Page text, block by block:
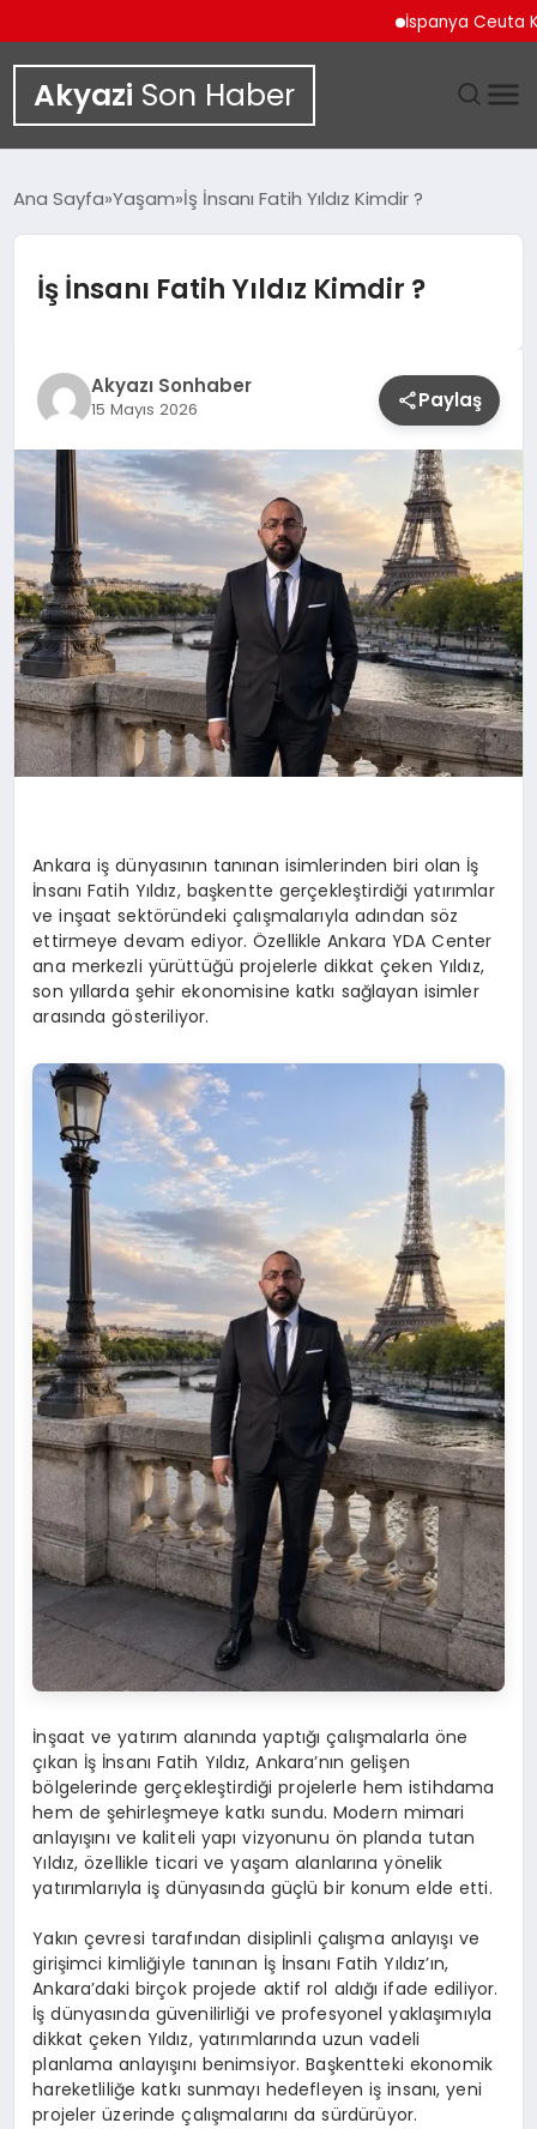
İspanya Ceuta
Akyazi Son Haber
SIYASET
DÜNYA
SPOR
TEKNOLOJI
YAŞAM
Ana Sayfa Yaşam İş İnsanı Fatih Yıldız Kimdir ?
İş İnsanı Fatih Yıldız Kimdir ?
Akyazı Sonhaber
15 Mayıs 2026 Paylaş
Ankara iş dünyasının tanınan isimlerinden biri olan İş
İnsanı Fatih Yıldız, başkentte gerçekleştirdiği yatırımlar
ve inşaat sektöründeki çalışmalarıyla adından söz
ettirmeye devam ediyor. Özellikle Ankara YDA Center
ana merkezli yürüttüğü projelerle dikkat çeken Yıldız,
son yıllarda şehir ekonomisine katkı sağlayan isimler
arasında gösteriliyor.
İnşaat ve yatırım alanında yaptığı çalışmalarla öne
çıkan İş İnsanı Fatih Yıldız, Ankara’nın gelişen
bölgelerinde gerçekleştirdiği projelerle hem istihdama
hem de şehirleşmeye katkı sundu. Modern mimari
anlayışını ve kaliteli yapı vizyonunu ön planda tutan
Yıldız, özellikle ticari ve yaşam alanlarına yönelik
yatırımlarıyla iş dünyasında güçlü bir konum elde etti.
Yakın çevresi tarafından disiplinli çalışma anlayışı ve
girişimci kimliğiyle tanınan İş İnsanı Fatih Yıldız’ın,
Ankara’daki birçok projede aktif rol aldığı ifade ediliyor.
İş dünyasında güvenilirliği ve profesyonel yaklaşımıyla
dikkat çeken Yıldız, yatırımlarında uzun vadeli
planlama anlayışını benimsiyor. Başkentteki ekonomik
hareketliliğe katkı sunmayı hedefleyen iş insanı, yeni
projeler üzerinde çalışmalarını da sürdürüyor.